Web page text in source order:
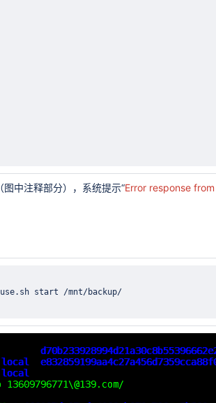
中注释部分），系统提示“Error response